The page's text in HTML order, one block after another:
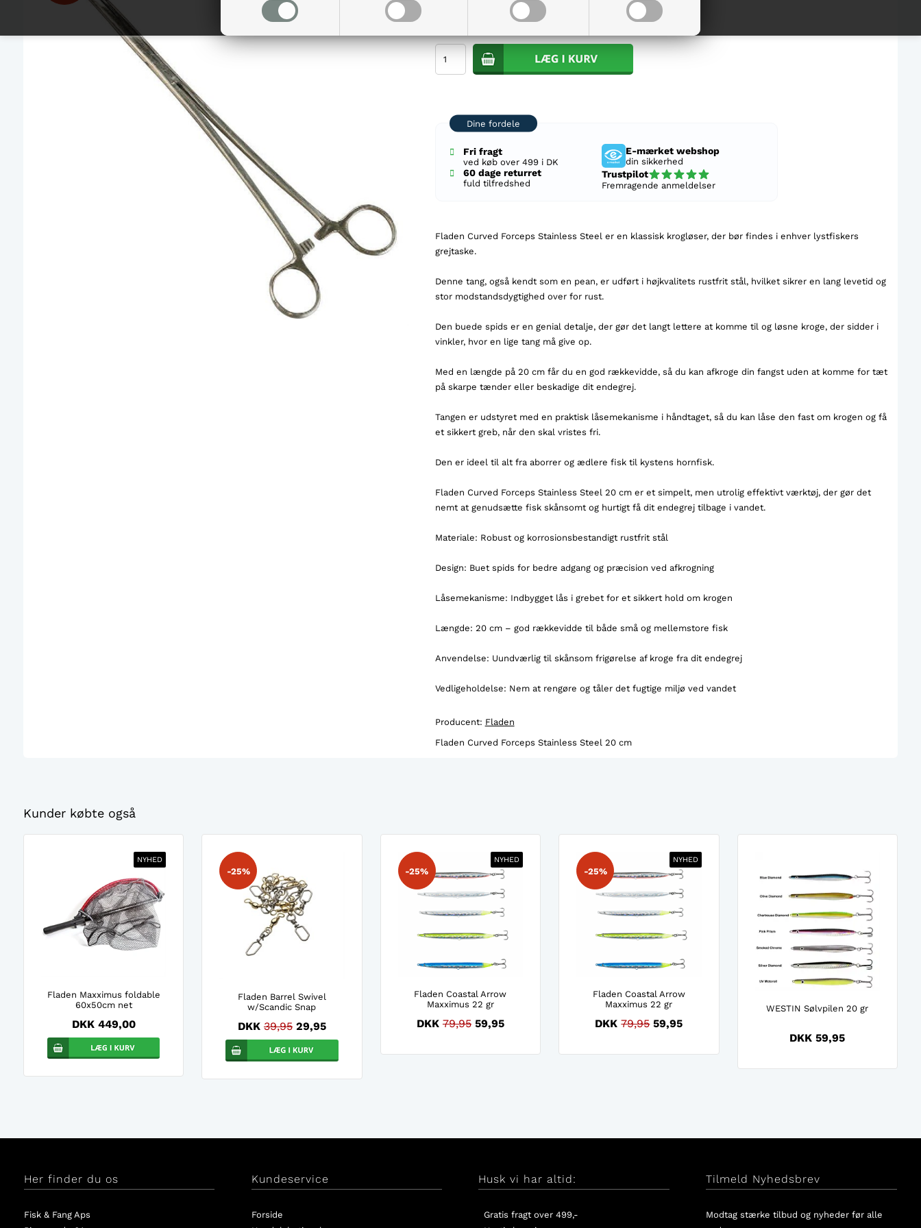
DKK
Dine fordele
Fri fragt
ved køb over 499 i DK
60 dage returret
fuld tilfredshed
E-mærket webshop
din sikkerhed
Trustpilot
Fremragende anmeldelser
Fladen Curved Forceps Stainless Steel er en klassisk krogløser, der bør findes i enhver lystfiskers
grejtaske.
Denne tang, også kendt som en pean, er udført i højkvalitets rustfrit stål, hvilket sikrer en lang levetid og
stor modstandsdygtighed over for rust.
Den buede spids er en genial detalje, der gør det langt lettere at komme til og løsne kroge, der sidder i
vinkler, hvor en lige tang må give op.
Med en længde på 20 cm får du en god rækkevidde, så du kan afkroge din fangst uden at komme for tæt
på skarpe tænder eller beskadige dit endegrej.
Tangen er udstyret med en praktisk låsemekanisme i håndtaget, så du kan låse den fast om krogen og få
et sikkert greb, når den skal vristes fri.
Den er ideel til alt fra aborrer og ædlere fisk til kystens hornfisk.
Fladen Curved Forceps Stainless Steel 20 cm er et simpelt, men utrolig effektivt værktøj, der gør det
nemt at genudsætte fisk skånsomt og hurtigt få dit endegrej tilbage i vandet.
Materiale: Robust og korrosionsbestandigt rustfrit stål
Design: Buet spids for bedre adgang og præcision ved afkrogning
Låsemekanisme: Indbygget lås i grebet for et sikkert hold om krogen
Længde: 20 cm – god rækkevidde til både små og mellemstore fisk
Anvendelse: Uundværlig til skånsom frigørelse af kroge fra dit endegrej
Vedligeholdelse: Nem at rengøre og tåler det fugtige miljø ved vandet
Producent: Fladen
Fladen Curved Forceps Stainless Steel 20 cm
Kunder købte også
NYHED
Fladen Maxximus foldable
60x50cm net
DKK 449,00
-25%
Fladen Barrel Swivel
w/Scandic Snap
DKK 39,95 29,95
NYHED
-25%
Fladen Coastal Arrow
Maxximus 22 gr
DKK 79,95 59,95
NYHED
-25%
Fladen Coastal Arrow
Maxximus 22 gr
DKK79,95 59,95
WESTIN Sølvpilen 20 gr
DKK 59,95
Her finder du os
Fisk & Fang Aps
Kundeservice
Forside
Husk vi har altid:
Gratis fragt over 499,-
Tilmeld Nyhedsbrev
Modtag stærke tilbud og nyheder før alle